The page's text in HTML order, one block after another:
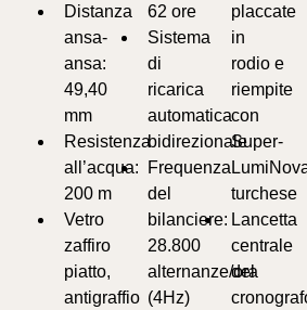
Distanza
ansa-
ansa:
49,40
mm
Resistenza
all’acqua:
200 m
Vetro
zaffiro
piatto,
antigraffio
62 ore
Sistema
di
ricarica
automatica
bidirezionale
Frequenza
del
bilanciere:
28.800
alternanze/ora
(4Hz)
placcate
in
rodio e
riempite
con
Super-
turchese
Lancetta
centrale
del